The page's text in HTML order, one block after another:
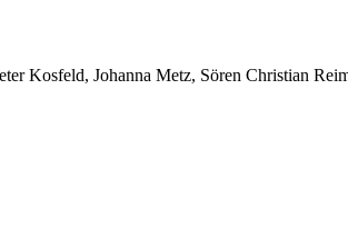
Kosfeld, Johanna Metz, Sören Christian